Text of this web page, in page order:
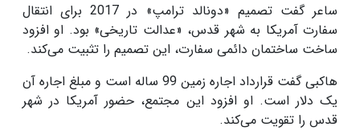
ساعر گفت تصمیم «دونالد ترامپ» در 2017 برای انتقال
سفارت آمریکا به شهر قدس، «عدالت تاریخی» بود. او افزود
ساخت ساختمان دائمی سفارت، این تصمیم را تثبیت می‌کند.
هاکبی گفت قرارداد اجاره زمین 99 ساله است و مبلغ اجاره آن
یک دلار است. او افزود این مجتمع، حضور آمریکا در شهر
قدس را تقویت می‌کند.